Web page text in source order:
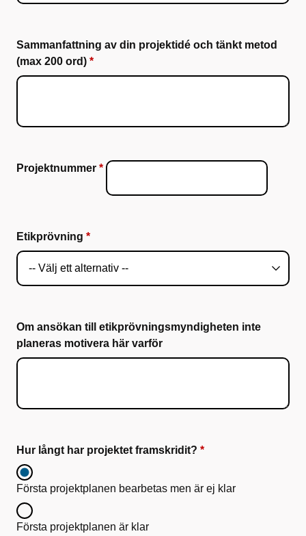
Sammanfattning av din projektidé och tänkt metod
(max 200 ord)
Projektnummer
Etikprövning
Om ansökan till etikprövningsmyndigheten inte
planeras motivera här varför
Hur långt har projektet framskridit?
Första projektplanen bearbetas men är ej klar
Första projektplanen är klar